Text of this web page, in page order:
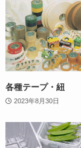
各種テープ・紐
2023年8月30日